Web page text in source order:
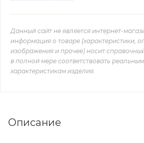
Данный сайт не является интернет-
информация о товаре (характеристики,
изображения и прочее) носит
в полной мере соответствовать
характеристикам изделия.
Описание